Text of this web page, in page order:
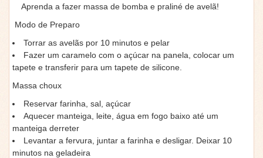
Aprenda a fazer massa de bomba e praliné de avelã!
Modo de Preparo
Torrar as avelãs por 10 minutos e pelar
Fazer um caramelo com o açúcar na panela, colocar um
tapete e transferir para um tapete de silicone.
Massa choux
Reservar farinha, sal, açúcar
Aquecer manteiga, leite, água em fogo baixo até um
manteiga derreter
Levantar a fervura, juntar a farinha e desligar. Deixar 10
minutos na geladeira